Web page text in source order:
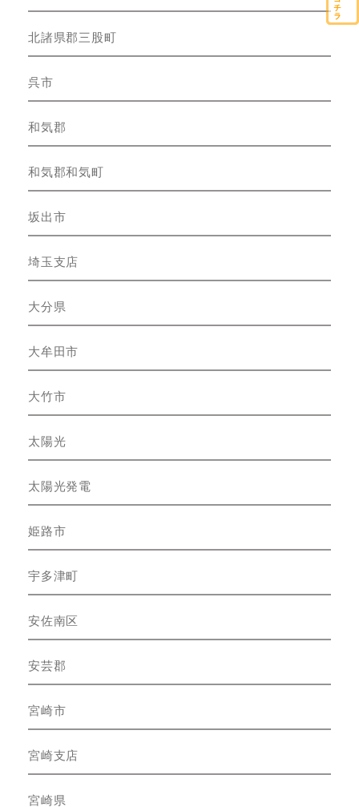
北諸県郡三股町
呉市
和気郡
和気郡和気町
坂出市
埼玉支店
大分県
大牟田市
大竹市
太陽光
太陽光発電
姫路市
宇多津町
安佐南区
安芸郡
宮崎市
宮崎支店
宮崎県